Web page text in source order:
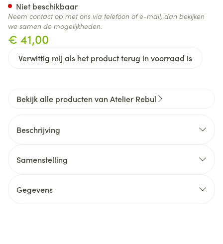
€ 41,00
Verwittig mij als het product terug in voorraad is
Niet beschikbaar
Neem contact op met ons via telefoon of e-mail, dan bekijken
we samen de mogelijkheden.
Bekijk alle producten van Atelier Rebul
Beschrijving
Samenstelling
PEG-100 Stearate, Prunus Amygdalus Dulcis (Sweet
Gegevens